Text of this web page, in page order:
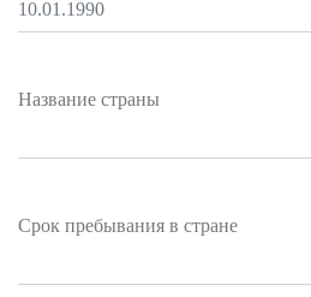
Название страны
Срок пребывания в стране